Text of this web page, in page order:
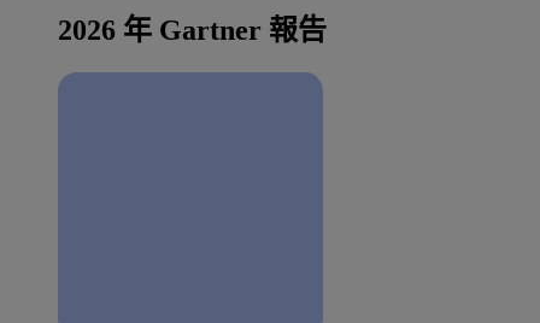
2026 年 Gartner 報告